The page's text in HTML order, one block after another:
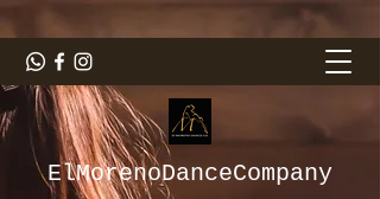
ElMorenoDanceCompany